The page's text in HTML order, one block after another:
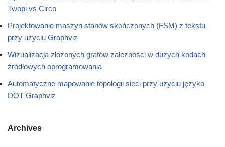
Twopi vs Circo
Projektowanie maszyn stanów skończonych (FSM) z tekstu
przy użyciu Graphviz
Wizualizacja złożonych grafów zależności w dużych kodach
źródłowych oprogramowania
Automatyczne mapowanie topologii sieci przy użyciu języka
DOT Graphviz
Archives